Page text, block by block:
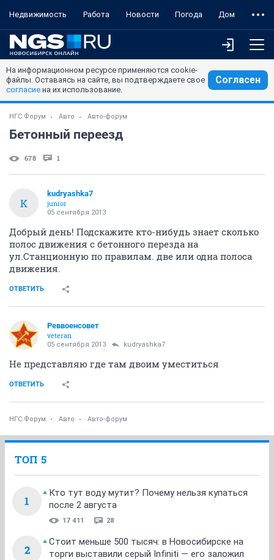
Недвижимость Работа Новости Погода Дом
На информационном ресурсе применяются cookie-
файлы. Оставаясь на сайте, вы подтверждаете свое
согласие на их использование.
Согласен
НГС.Форум Авто Авто-форум
Бетонный переезд
678 1
K
kudryashka7
junior
05 сентября 2013
Добрый день! Подскажите кто-нибудь знает сколько
полос движения с бетонного перезда на
ул.Станционную по правилам. две или одна полоса
движения.
ОТВЕТИТЬ
Реввоенсовет
veteran
05 сентября 2013 kudryashka7
Не представляю где там двоим уместиться
ОТВЕТИТЬ
НГС.Форум Авто Авто-форум
ТОП 5
1
Кто тут воду мутит? Почему нельзя купаться
после 2 августа
17 411 28
2
Стоит меньше 500 тысяч: в Новосибирске на
торги выставили серый Infiniti — его заложил